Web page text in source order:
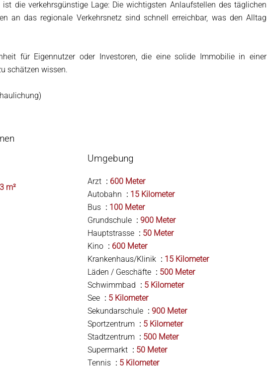
ist die verkehrsgünstige Lage: Die wichtigsten Anlaufstellen des täglichen
an das regionale Verkehrsnetz sind schnell erreichbar, was den Alltag
für Eigennutzer oder Investoren, die eine solide Immobilie in einer
schätzen wissen.
m²
Umgebung
Arzt
600 Meter
Autobahn
15 Kilometer
Bus
100 Meter
Grundschule
900 Meter
Hauptstrasse
50 Meter
Kino
600 Meter
Krankenhaus/Klinik
15 Kilometer
Läden / Geschäfte
500 Meter
Schwimmbad
5 Kilometer
See
5 Kilometer
Sekundarschule
900 Meter
Sportzentrum
5 Kilometer
Stadtzentrum
500 Meter
Supermarkt
50 Meter
Tennis
5 Kilometer